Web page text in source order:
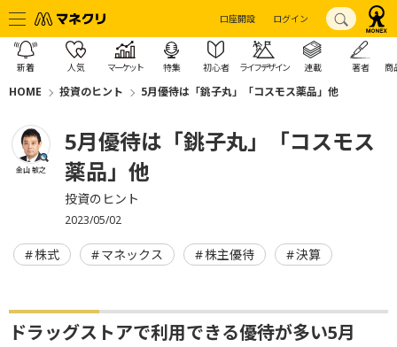
口座開設 ログイン
新着 人気 マーケット 特集 初心者 ライフデザイン 連載 著者 商
HOME 投資のヒント 5月優待は「銚子丸」「コスモス薬品」他
金山 敏之
5月優待は「銚子丸」「コスモス
薬品」他
投資のヒント
2023/05/02
株式 マネックス 株主優待 決算
ドラッグストアで利用できる優待が多い5月